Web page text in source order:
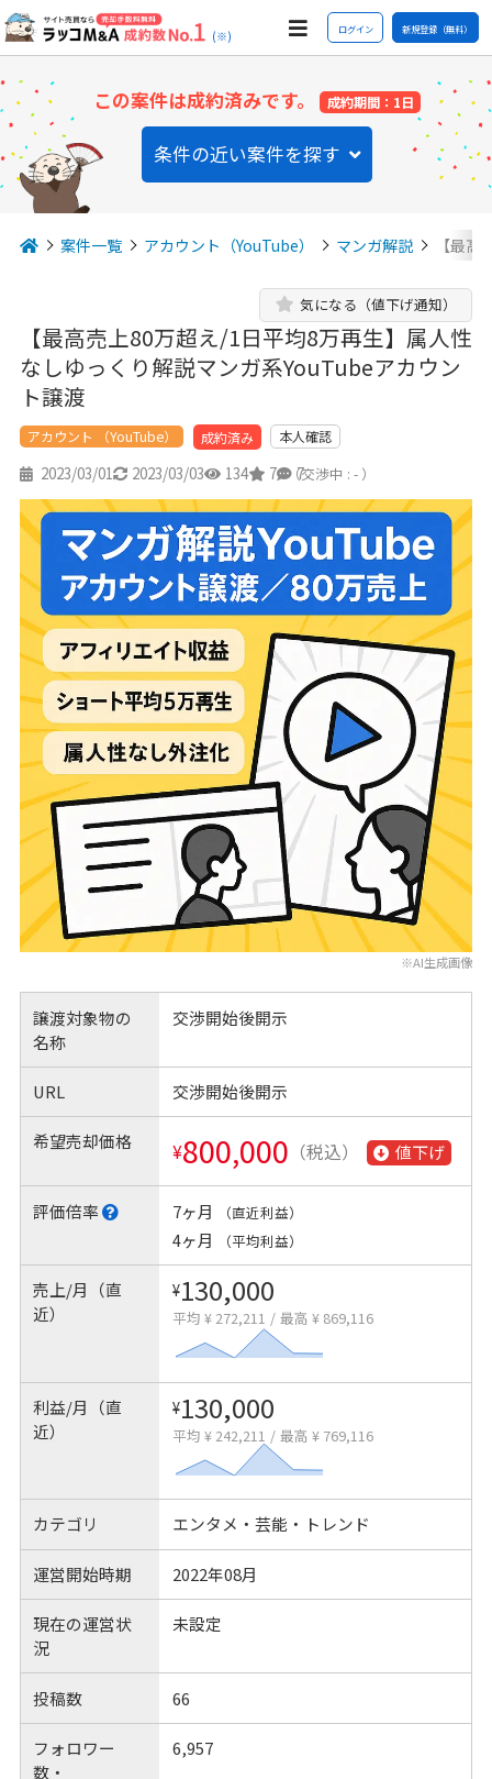
(※) ログイン 新規登録（無料）
この案件は成約済みです。 成約期間：1日
条件の近い案件を探す
案件一覧 アカウント（YouTube） マンガ解説 【最
【最高売上80万超え/1日平均8万再生】属人性
なしゆっくり解説マンガ系YouTubeアカウン
ト譲渡
気になる（値下げ通知）
アカウント （YouTube） 成約済み 本人確認
2023/03/01 2023/03/03 134 7 7
（交渉中 : - ）
※AI生成画像
譲渡対象物の
名称
交渉開始後開示
URL 交渉開始後開示
希望売却価格 ¥800,000 （税込） 値下げ
評価倍率 7ヶ月 （直近利益）
4ヶ月 （平均利益）
売上/月（直
近）
¥130,000
平均 ¥ 272,211 / 最高 ¥ 869,116
利益/月（直
近）
¥130,000
平均 ¥ 242,211 / 最高 ¥ 769,116
カテゴリ エンタメ・芸能・トレンド
運営開始時期 2022年08月
現在の運営状
況
未設定
投稿数 66
フォロワー
数・
6,957